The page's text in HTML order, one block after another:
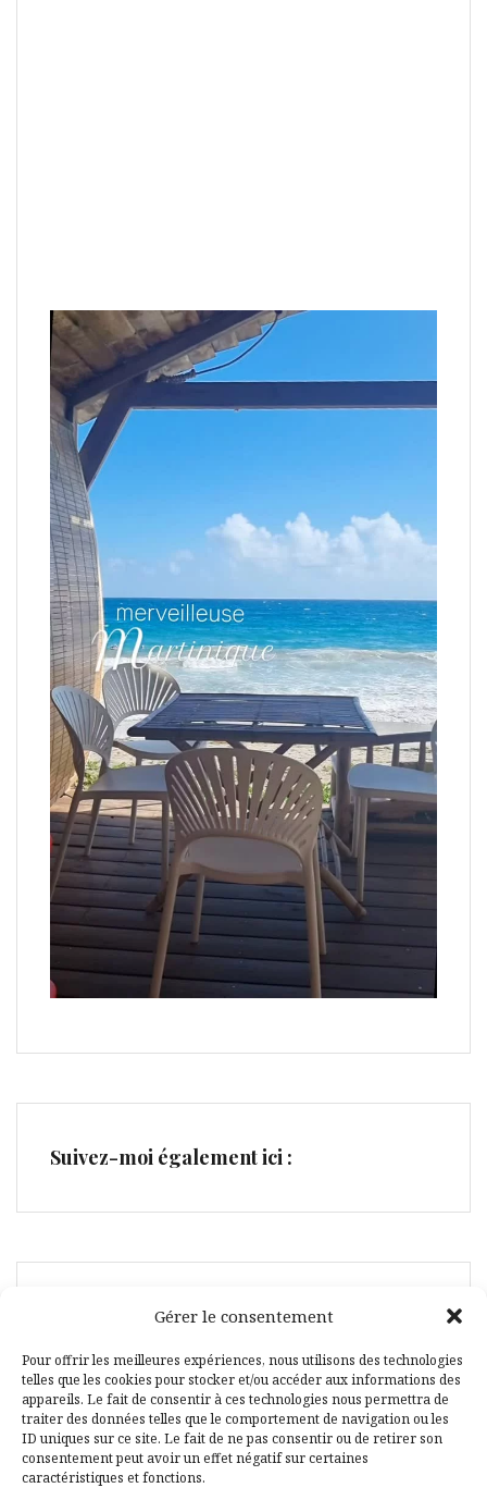
Gérer le consentement
Pour offrir les meilleures expériences, nous utilisons des technologies
telles que les cookies pour stocker et/ou accéder aux informations des
appareils. Le fait de consentir à ces technologies nous permettra de
traiter des données telles que le comportement de navigation ou les
ID uniques sur ce site. Le fait de ne pas consentir ou de retirer son
consentement peut avoir un effet négatif sur certaines
caractéristiques et fonctions.
Suivez-moi également ici :
Facebook
Pinterest